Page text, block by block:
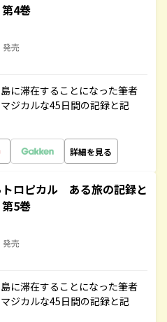
4巻
発売
に滞在することになった筆者
ジカルな45日間の記録と記
詳細を見る
トロピカル ある旅の記録と
5巻
発売
に滞在することになった筆者
ジカルな45日間の記録と記